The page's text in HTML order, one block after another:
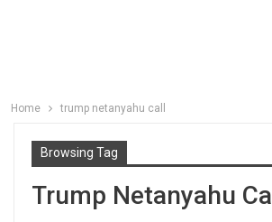
Home trump netanyahu call
Browsing Tag
Trump Netanyahu Call